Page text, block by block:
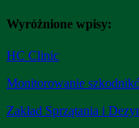
Wyróżnione wpisy:
HC Clinic
Monitorowanie
Zakład Sprzątania i